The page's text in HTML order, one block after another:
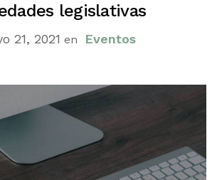
legislativas
21, 2021 en Eventos